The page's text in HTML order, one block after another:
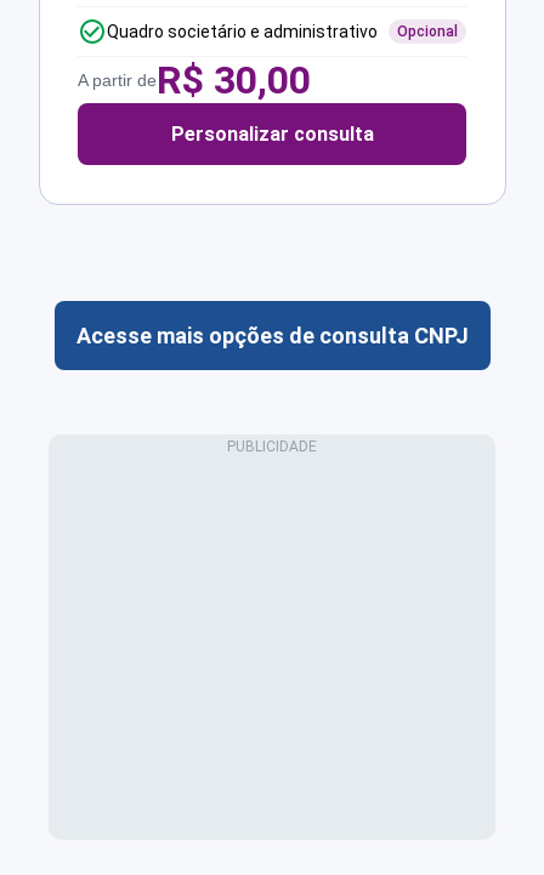
Quadro societário e administrativo Opcional
A partir deR$ 30,00
Personalizar consulta
Acesse mais opções de consulta CNPJ